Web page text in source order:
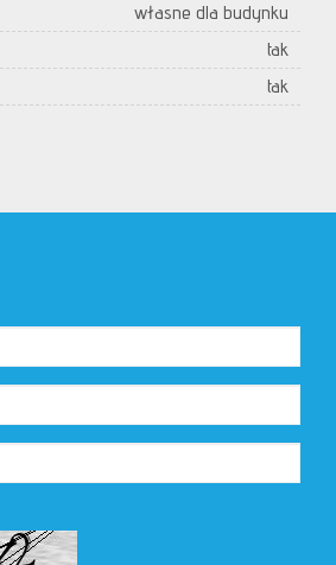
własne dla budynku
tak
tak